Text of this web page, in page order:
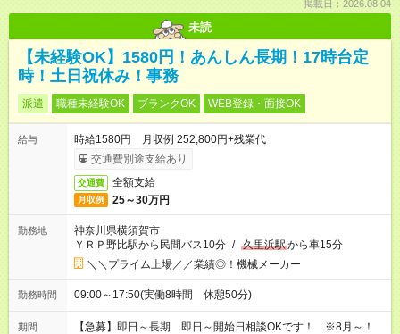
掲載日：2026.08.04
未読
【未経験OK】1580円！あんしん長期！17時台定
時！土日祝休み！事務
派遣 職種未経験OK ブランクOK WEB登録・面接OK
給与
時給1580円 月収例 252,800円+残業代
交通費別途支給あり
交通費 全額支給
月収例 25～30万円
勤務地
神奈川県横須賀市
ＹＲＰ野比駅から民間バス10分 / 久里浜駅から車15分
＼＼プライム上場／／業績◎！機械メーカー
勤務時間 09:00～17:50(実働8時間 休憩50分)
期間 【急募】即日～長期 即日～開始日相談OKです！ ※8月～！